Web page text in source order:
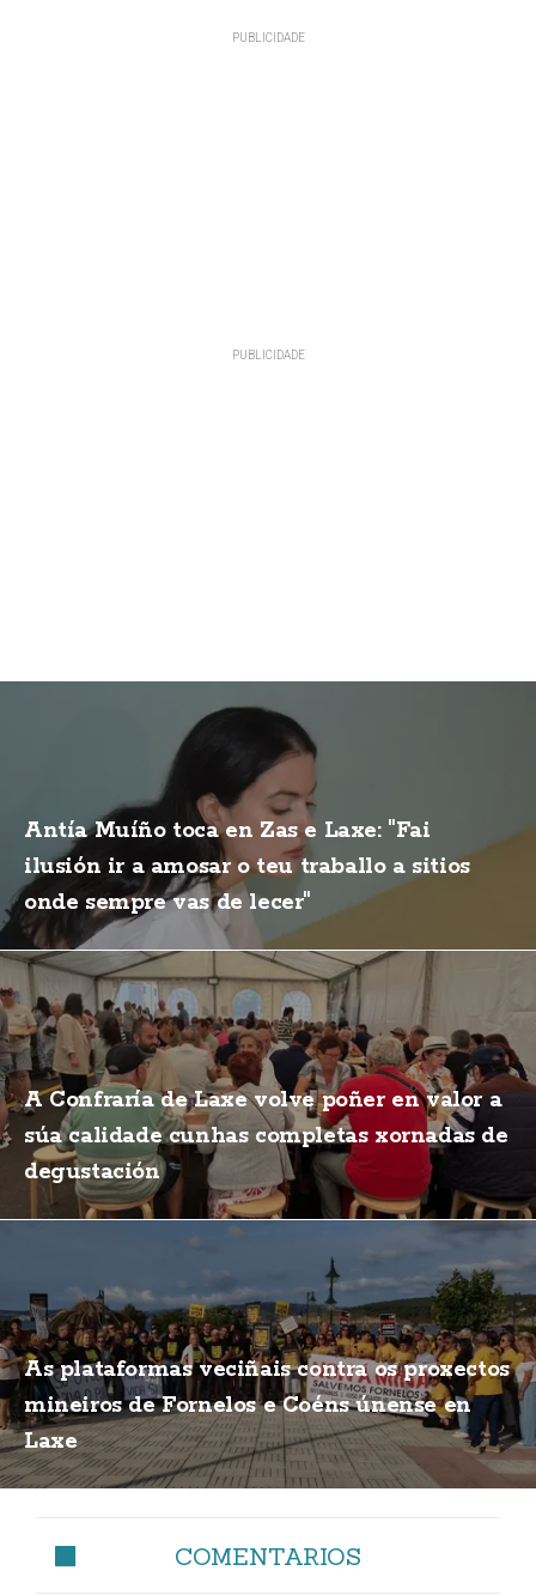
Antía Muíño toca en Zas e Laxe: "Fai
ilusión ir a amosar o teu traballo a sitios
onde sempre vas de lecer"
A Confraría de Laxe volve poñer en valor a
súa calidade cunhas completas xornadas de
degustación
As plataformas veciñais contra os proxectos
mineiros de Fornelos e Coéns únense en
Laxe
COMENTARIOS